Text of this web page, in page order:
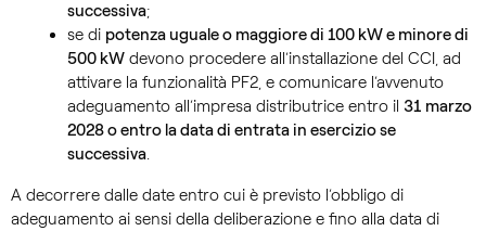
successiva;
se di potenza uguale o maggiore di 100 kW e minore di
500 kW devono procedere all’installazione del CCI, ad
attivare la funzionalità PF2, e comunicare l’avvenuto
adeguamento all’impresa distributrice entro il 31 marzo
2028 o entro la data di entrata in esercizio se
successiva.
A decorrere dalle date entro cui è previsto l’obbligo di
adeguamento ai sensi della deliberazione e fino alla data di